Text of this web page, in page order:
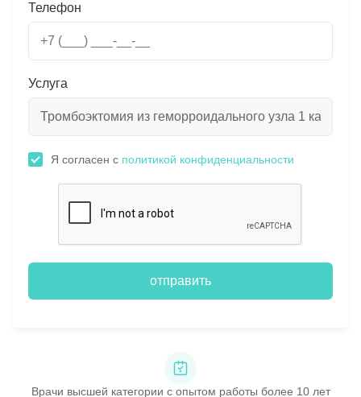
Врачи высшей категории с опытом работы более 10 лет
Телефон
Услуга
Я согласен с политикой конфиденциальности
отправить